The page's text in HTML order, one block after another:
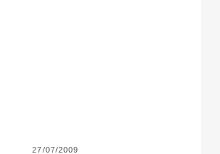
PUBLICADO
27/07/2009